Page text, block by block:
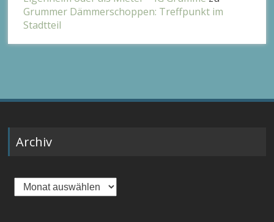
Grummer Dämmerschoppen: Treffpunkt im
Stadtteil
Archiv
Archiv